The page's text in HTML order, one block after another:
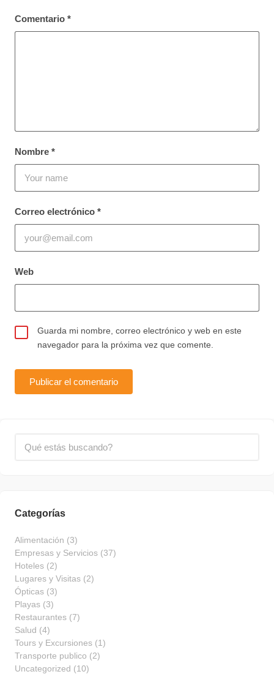
Comentario *
Nombre *
Correo electrónico *
Web
Guarda mi nombre, correo electrónico y web en este
navegador para la próxima vez que comente.
Categorías
Alimentación (3)
Empresas y Servicios (37)
Hoteles (2)
Lugares y Visitas (2)
Ópticas (3)
Playas (3)
Restaurantes (7)
Salud (4)
Tours y Excursiones (1)
Transporte publico (2)
Uncategorized (10)